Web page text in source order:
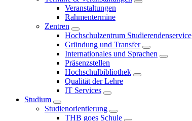
Veranstaltungen
Rahmentermine
Zentren
Hochschulzentrum Studierendenservice
Gründung und Transfer
Internationales und Sprachen
Präsenzstellen
Hochschulbibliothek
Qualität der Lehre
IT Services
Studium
Studienorientierung
THB goes Schule